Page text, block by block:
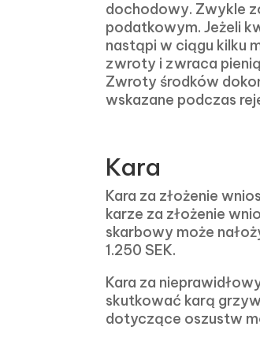
dochodowy. Zwykle
podatkowym. Jeżeli
nastąpi w ciągu kilku
zwroty i zwraca
Zwroty środków
wskazane podczas
Kara
Kara za złożenie
karze za złożenie
skarbowy może
1.250 SEK.
Kara za
skutkować karą
dotyczące oszustw